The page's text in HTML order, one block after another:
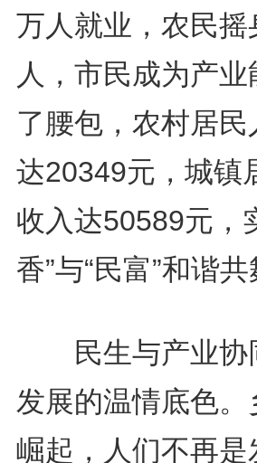
万人就业，农民
人，市民成为产
了腰包，农村居
达20349元，城镇
收入达50589元，
香”与“民富”和谐共
民生与产业协
发展的温情底色
崛起，人们不再